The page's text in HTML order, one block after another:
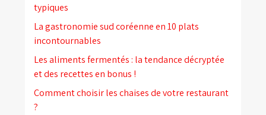
typiques
La gastronomie sud coréenne en 10 plats
incontournables
Les aliments fermentés : la tendance décryptée
et des recettes en bonus !
Comment choisir les chaises de votre restaurant
?